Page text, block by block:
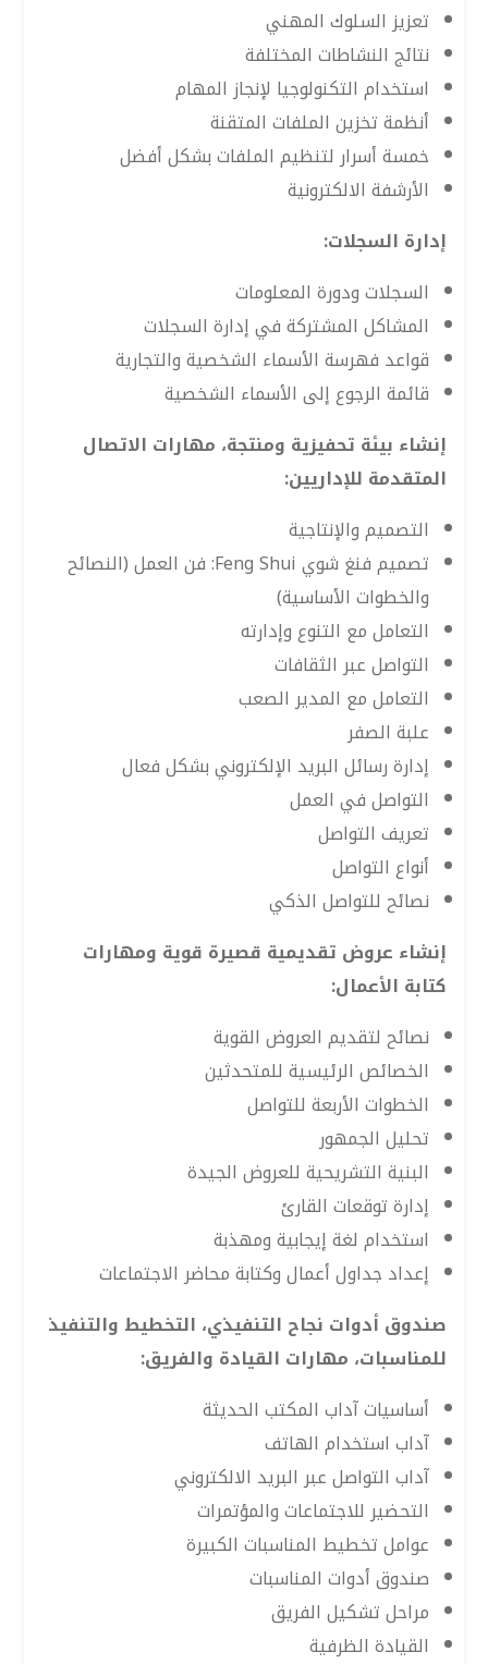
تعزيز السلوك المهني
نتائج النشاطات المختلفة
استخدام التكنولوجيا لإنجاز المهام
أنظمة تخزين الملفات المتقنة
خمسة أسرار لتنظيم الملفات بشكل أفضل
الأرشفة الالكترونية
إدارة السجلات:
السجلات ودورة المعلومات
المشاكل المشتركة في إدارة السجلات
قواعد فهرسة الأسماء الشخصية والتجارية
قائمة الرجوع إلى الأسماء الشخصية
إنشاء بيئة تحفيزية ومنتجة، مهارات الاتصال
المتقدمة للإداريين:
التصميم والإنتاجية
تصميم فنغ شوي Feng Shui: فن العمل (النصائح
والخطوات الأساسية)
التعامل مع التنوع وإدارته
التواصل عبر الثقافات
التعامل مع المدير الصعب
علبة الصفر
إدارة رسائل البريد الإلكتروني بشكل فعال
التواصل في العمل
تعريف التواصل
أنواع التواصل
نصائح للتواصل الذكي
إنشاء عروض تقديمية قصيرة قوية ومهارات
كتابة الأعمال:
نصائح لتقديم العروض القوية
الخصائص الرئيسية للمتحدثين
الخطوات الأربعة للتواصل
تحليل الجمهور
البنية التشريحية للعروض الجيدة
إدارة توقعات القارئ
استخدام لغة إيجابية ومهذبة
إعداد جداول أعمال وكتابة محاضر الاجتماعات
صندوق أدوات نجاح التنفيذي، التخطيط والتنفيذ
للمناسبات، مهارات القيادة والفريق:
أساسيات آداب المكتب الحديثة
آداب استخدام الهاتف
آداب التواصل عبر البريد الالكتروني
التحضير للاجتماعات والمؤتمرات
عوامل تخطيط المناسبات الكبيرة
صندوق أدوات المناسبات
مراحل تشكيل الفريق
القيادة الظرفية